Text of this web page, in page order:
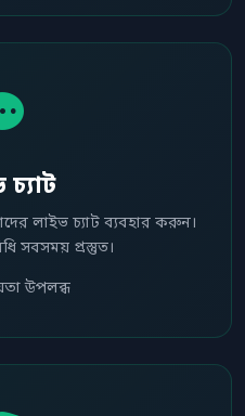
লাইভ চ্যাট ব্যবহার করুন।
সবসময় প্রস্তুত।
উপলব্ধ